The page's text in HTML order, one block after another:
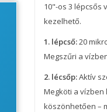
10"-os 3 lépcsős
kezelhető.
1. lépcső:20
​Megszűri a
2. lécsőp:Aktív
Megköti a
köszönhetően –